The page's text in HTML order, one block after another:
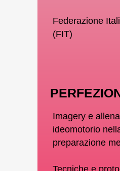
Federazione
(FIT)
Imagery e
ideomotorio
preparazione
Tecniche e